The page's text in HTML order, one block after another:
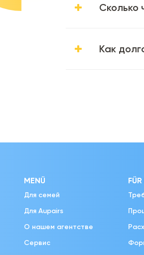
Сколько
Как
MENÜ
Для семей
Для Aupairs
О нашем агентстве
Сервис